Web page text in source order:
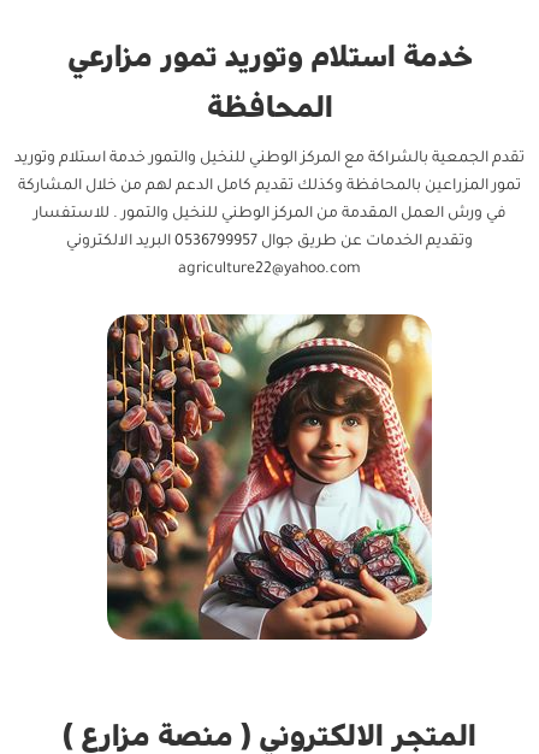
خدمة استلام وتوريد تمور مزارعي
المحافظة
تقدم الجمعية بالشراكة مع المركز الوطني للنخيل والتمور خدمة استلام وتوريد
تمور المزراعين بالمحافظة وكذلك تقديم كامل الدعم لهم من خلال المشاركة
في ورش العمل المقدمة من المركز الوطني للنخيل والتمور . للاستفسار
وتقديم الخدمات عن طريق جوال 0536799957 البريد الالكتروني
agriculture22@yahoo.com
المتجر الالكتروني ( منصة مزارع )